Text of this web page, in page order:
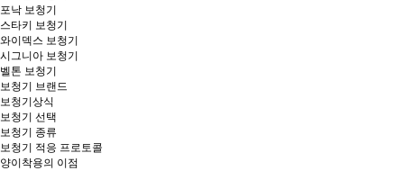
포낙 보청기
스타키 보청기
와이덱스 보청기
시그니아 보청기
벨톤 보청기
보청기 브랜드
보청기상식
보청기 선택
보청기 종류
보청기 적응 프로토콜
양이착용의 이점